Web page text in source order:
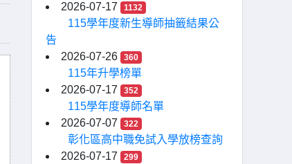
2026-07-17
1132
115學年度新生導師抽籤結果公
告
2026-07-26
360
115年升學榜單
2026-07-17
352
115學年度導師名單
2026-07-07
322
彰化區高中職免試入學放榜查詢
2026-07-17
299